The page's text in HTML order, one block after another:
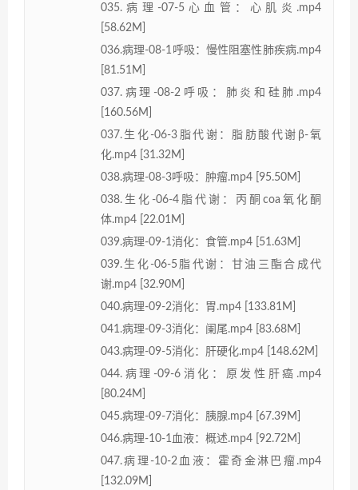
035.病理-07-5心血管：心肌炎.mp4
[58.62M]
036.病理-08-1呼吸：慢性阻塞性肺疾病.mp4
[81.51M]
037.病理-08-2呼吸：肺炎和硅肺.mp4
[160.56M]
037.生化-06-3脂代谢：脂肪酸代谢β-氧
化.mp4 [31.32M]
038.病理-08-3呼吸：肿瘤.mp4 [95.50M]
038.生化-06-4脂代谢：丙酮coa氧化酮
体.mp4 [22.01M]
039.病理-09-1消化：食管.mp4 [51.63M]
039.生化-06-5脂代谢：甘油三酯合成代
谢.mp4 [32.90M]
040.病理-09-2消化：胃.mp4 [133.81M]
041.病理-09-3消化：阑尾.mp4 [83.68M]
043.病理-09-5消化：肝硬化.mp4 [148.62M]
044.病理-09-6消化：原发性肝癌.mp4
[80.24M]
045.病理-09-7消化：胰腺.mp4 [67.39M]
046.病理-10-1血液：概述.mp4 [92.72M]
047.病理-10-2血液：霍奇金淋巴瘤.mp4
[132.09M]